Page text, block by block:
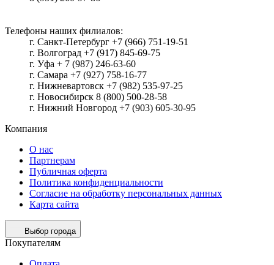
Телефоны наших филиалов:
г. Санкт-Петербург +7 (966) 751-19-51
г. Волгоград +7 (917) 845-69-75
г. Уфа + 7 (987) 246-63-60
г. Самара +7 (927) 758-16-77
г. Нижневартовск +7 (982) 535-97-25
г. Новосибирск 8 (800) 500-28-58
г. Нижний Новгород +7 (903) 605-30-95
Компания
О нас
Партнерам
Публичная оферта
Политика конфиденциальности
Согласие на обработку персональных данных
Карта сайта
Выбор города
Покупателям